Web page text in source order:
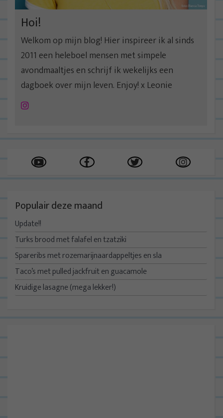
Hoi!
Welkom op mijn blog! Hier inspireer ik al sinds
2011 een heleboel mensen met simpele
avondmaaltjes en schrijf ik wekelijks een
dagboek over mijn leven. Enjoy! x Leonie
Instagram
Populair deze maand
Update!!
Turks brood met falafel en tzatziki
Spareribs met rozemarijnaardappeltjes en sla
Taco’s met pulled jackfruit en guacamole
Kruidige lasagne (mega lekker!)